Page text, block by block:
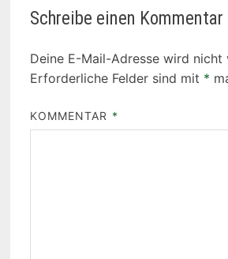
Schreibe einen Kommentar
Deine E-Mail-Adresse wird
Erforderliche Felder sind mit *
KOMMENTAR *